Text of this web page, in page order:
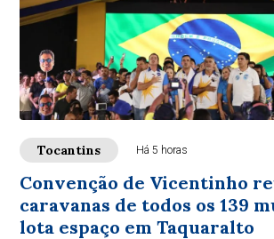
Tocantins Há 5 horas
Convenção de Vicentinho
caravanas de todos os 139
lota espaço em Taquaralto